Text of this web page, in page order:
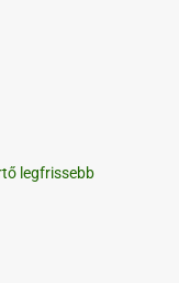
legfrissebb